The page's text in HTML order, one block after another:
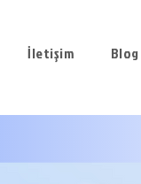
İletişim Blog